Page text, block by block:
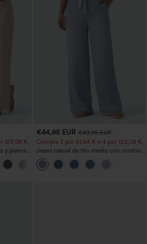
123,08 €.
y pierna
+5
€44,95 EUR €49,95 EUR
Compra 2 por 61,54 € o 4 por 123,08 €.
Jeans casual de tiro medio con cordón y
bolsillos